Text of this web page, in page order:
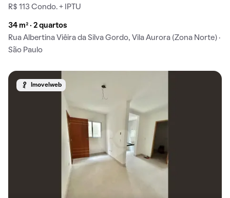
R$ 113 Condo. + IPTU
34 m² · 2 quartos
Rua Albertina Viêira da Silva Gordo, Vila Aurora (Zona Norte) ·
São Paulo
Imovelweb